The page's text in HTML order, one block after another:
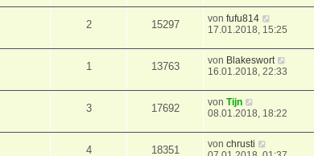
2 15297 vonfufu814
17.01.2018, 15:25
1 13763 von Blakeswort
16.01.2018, 22:33
3 17692 vonTijn
08.01.2018, 18:22
4 18351 vonchrusti